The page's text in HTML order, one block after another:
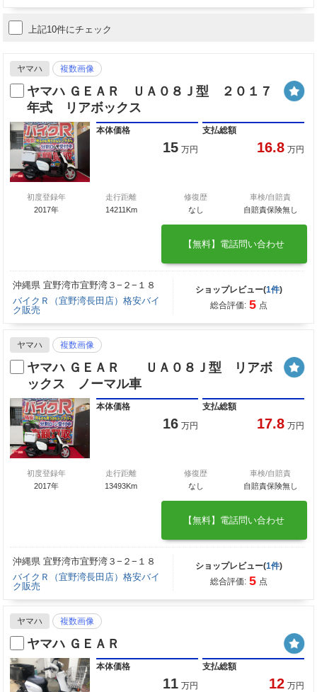
上記10件にチェック
ヤマハ 複数画像
ヤマハ ＧＥＡＲ ＵＡ０８Ｊ型 ２０１７
年式 リアボックス
本体価格
15 万円
支払総額
16.8 万円
初度登録年
2017年
走行距離
14211Km
修復歴
なし
車検/自賠責
自賠責保険無し
【無料】電話問い合わせ
沖縄県 宜野湾市宜野湾３−２−１８
バイクＲ（宜野湾長田店）格安バイ
ク販売
ショップレビュー(1件)
総合評価: 5 点
ヤマハ 複数画像
ヤマハ ＧＥＡＲ ＵＡ０８Ｊ型 リアボ
ックス ノーマル車
本体価格
16 万円
支払総額
17.8 万円
初度登録年
2017年
走行距離
13493Km
修復歴
なし
車検/自賠責
自賠責保険無し
【無料】電話問い合わせ
沖縄県 宜野湾市宜野湾３−２−１８
バイクＲ（宜野湾長田店）格安バイ
ク販売
ショップレビュー(1件)
総合評価: 5 点
ヤマハ 複数画像
ヤマハ ＧＥＡＲ
本体価格
11 万円
支払総額
12 万円